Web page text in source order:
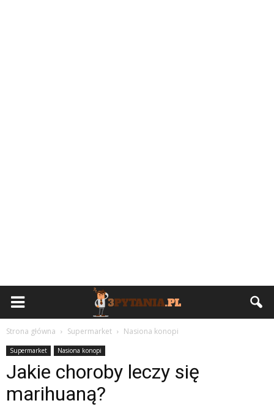
Strona główna Supermarket Nasiona konopi
Supermarket Nasiona konopi
Jakie choroby leczy się
marihuaną?